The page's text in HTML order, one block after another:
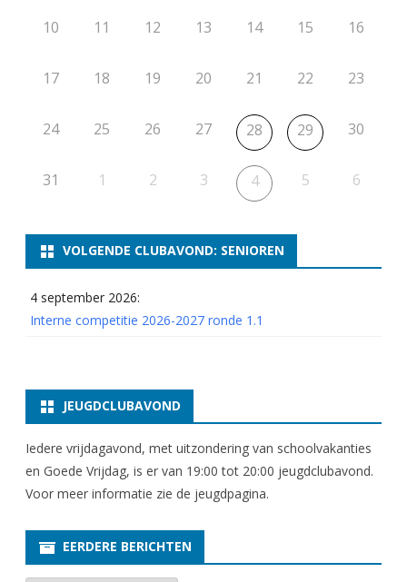
10 11 12 13 14 15 16
17 18 19 20 21 22 23
24 25 26 27 28 29 30
31 1 2 3 4 5 6
VOLGENDE CLUBAVOND: SENIOREN
4 september 2026:
Interne competitie 2026-2027 ronde 1.1
JEUGDCLUBAVOND
Iedere vrijdagavond, met uitzondering van schoolvakanties
en Goede Vrijdag, is er van 19:00 tot 20:00 jeugdclubavond.
Voor meer informatie zie de jeugdpagina.
EERDERE BERICHTEN